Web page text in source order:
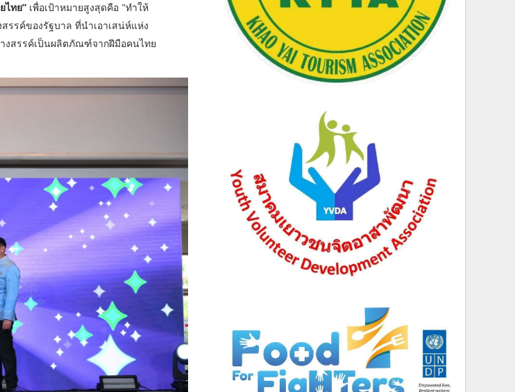
ไทย” เพื่อเป้าหมายสูงสุดคือ "ทำให้
รค์ของรัฐบาล ที่นำเอาเสน่ห์แห่ง
งสรรค์เป็นผลิตภัณฑ์จากฝีมือคนไทย